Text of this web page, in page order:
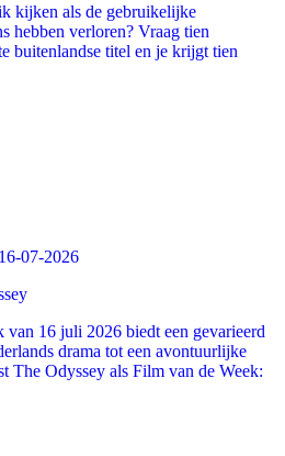
kijken als de gebruikelijke
hebben verloren? Vraag tien
buitenlandse titel en je krijgt tien
07-2026
16 juli 2026 biedt een gevarieerd
drama tot een avontuurlijke
The Odyssey als Film van de Week: